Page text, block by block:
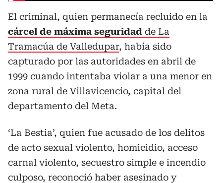
El criminal, quien permanecía recluido en la
cárcel de máxima seguridad de La
Tramacúa de Valledupar, había sido
capturado por las autoridades en abril de
1999 cuando intentaba violar a una menor en
zona rural de Villavicencio, capital del
departamento del Meta.
‘La Bestia’, quien fue acusado de los delitos
de acto sexual violento, homicidio, acceso
carnal violento, secuestro simple e incendio
culposo, reconoció haber asesinado y